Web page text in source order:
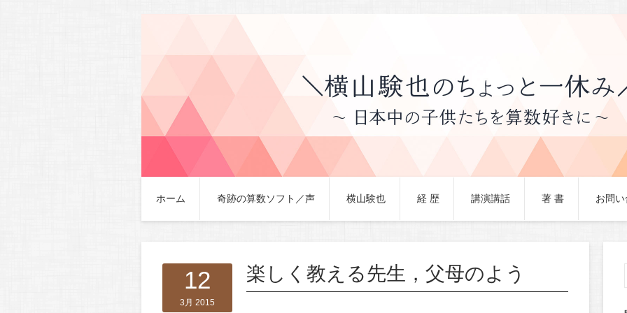
ホーム 奇跡の算数ソフト／声 横山験也 経 歴 講演講話 著 書 お問
12
3月 2015
楽しく教える先生，父母のよう